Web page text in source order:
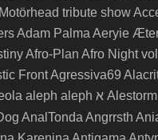
tribute show
Adam Palma Aeryie
Afro-Plan Afro Night
FrontAgressiva69
aleph aleph א Alestorm
AnalTonda Angrrsth